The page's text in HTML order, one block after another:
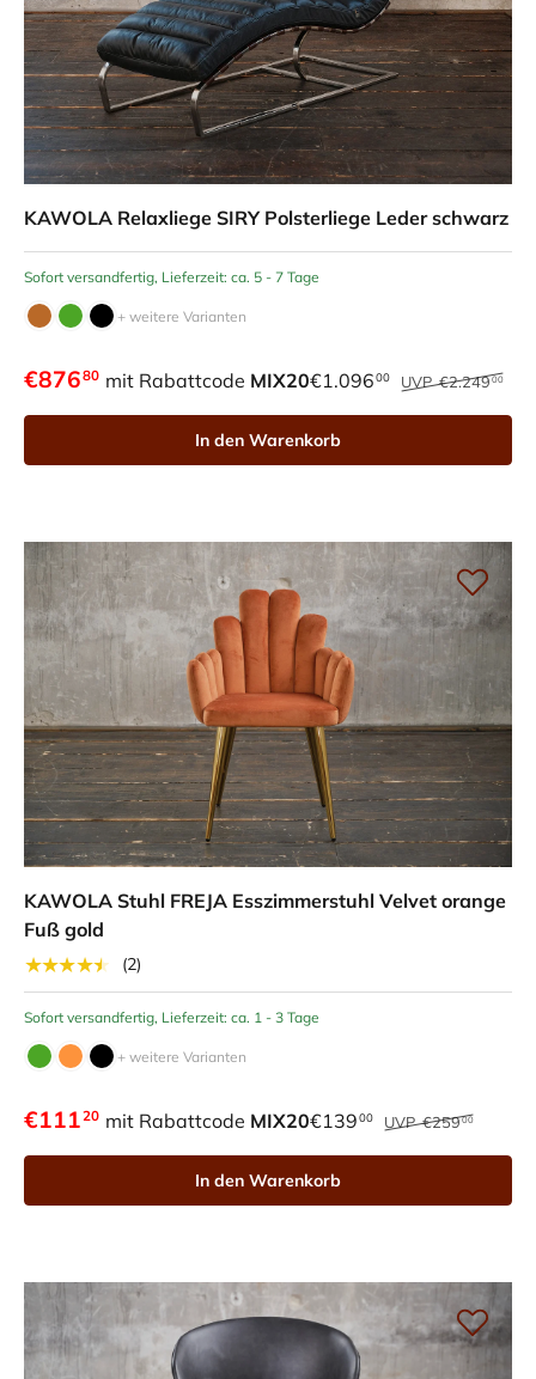
KAWOLA Relaxliege SIRY Polsterliege Leder schwarz
Sofort versandfertig, Lieferzeit: ca. 5 - 7 Tage
+ weitere Varianten
€87680 mit Rabattcode MIX20€1.09600 UVP€2.24900
In den Warenkorb
KAWOLA Stuhl FREJA Esszimmerstuhl Velvet orange
Fuß gold
★★★★★
(2)
Sofort versandfertig, Lieferzeit: ca. 1 - 3 Tage
+ weitere Varianten
€11120 mit Rabattcode MIX20€13900 UVP€25900
In den Warenkorb